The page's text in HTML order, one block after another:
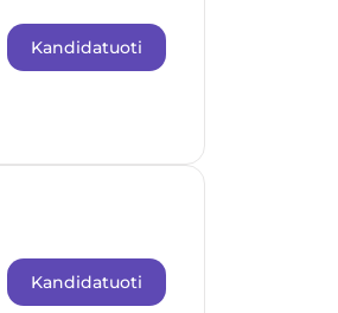
Kandidatuoti
Kandidatuoti